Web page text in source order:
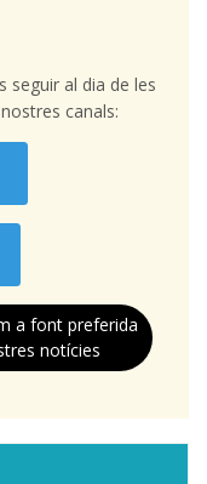
seguir al dia de les
canals:
a font preferida
notícies